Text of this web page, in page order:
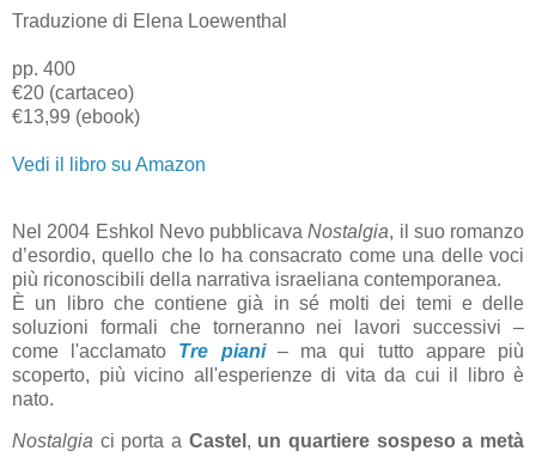
Traduzione di Elena Loewenthal
pp. 400
€20 (cartaceo)
€13,99 (ebook)
Vedi il libro su Amazon
Nel 2004 Eshkol Nevo pubblicavaNostalgia, il suo romanzo
d’esordio, quello che lo ha consacrato come una delle voci
più riconoscibili della narrativa israeliana contemporanea.
È un libro che contiene già in sé molti dei temi e delle
soluzioni formali che torneranno nei lavori successivi –
come l'acclamato Tre piani– ma qui tutto appare più
scoperto, più vicino all'esperienze di vita da cui il libro è
nato.
Nostalgia ci porta a Castel , un quartiere sospeso a metà